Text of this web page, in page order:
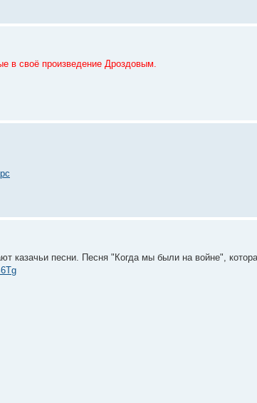
в своё произведение Дроздовым.
казачьи песни. Песня "Когда мы были на войне",